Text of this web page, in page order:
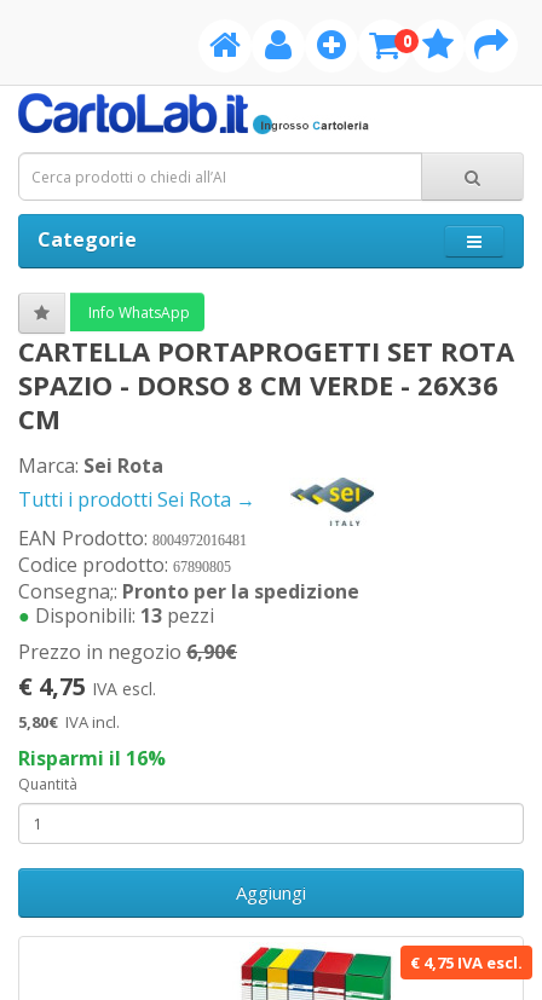
0
Categorie
€ 4,75 IVA escl.
Info WhatsApp
CARTELLA PORTAPROGETTI SET ROTA
SPAZIO - DORSO 8 CM VERDE - 26X36
CM
Marca: Sei Rota
Tutti i prodotti Sei Rota →
EAN Prodotto: 8004972016481
Codice prodotto: 67890805
Consegna;: Pronto per la spedizione
● Disponibili: 13 pezzi
Prezzo in negozio 6,90€
€ 4,75 IVA escl.
5,80€ IVA incl.
Risparmi il 16%
Quantità
Aggiungi